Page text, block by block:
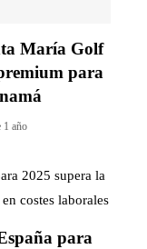
María Golf
para
1 año
para